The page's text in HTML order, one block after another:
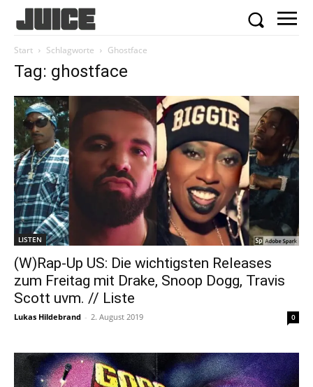
Start Schlagworte Ghostface
Tag: ghostface
LISTEN
(W)Rap-Up US: Die wichtigsten Releases
zum Freitag mit Drake, Snoop Dogg, Travis
Scott uvm. // Liste
Lukas Hildebrand - 2. August 2019 0